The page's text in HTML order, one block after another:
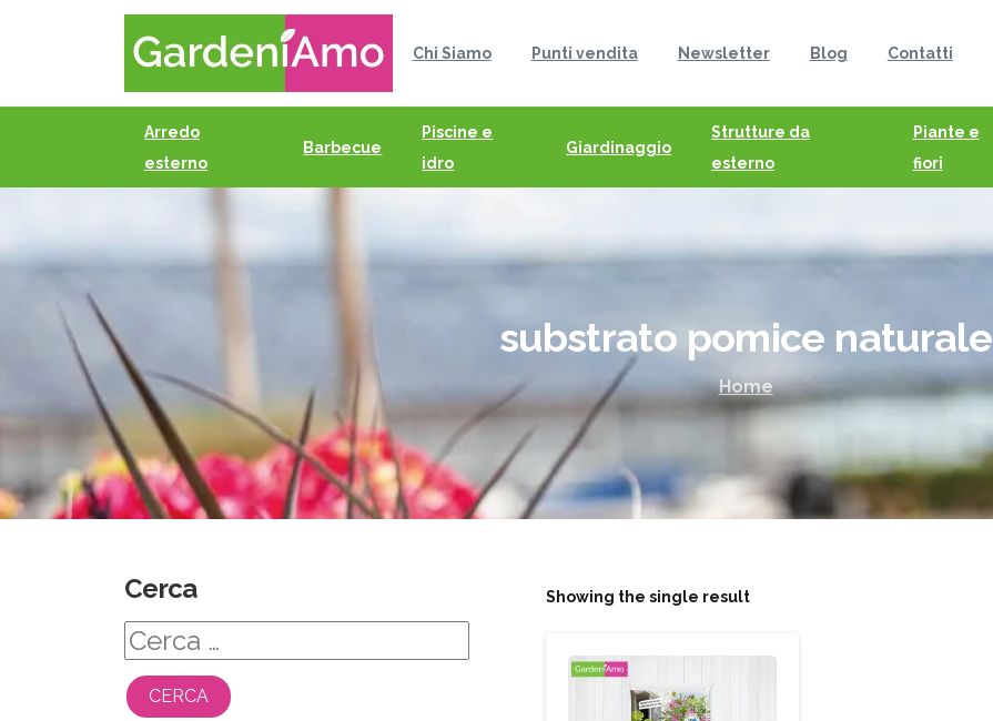
Chi Siamo Punti vendita Newsletter Blog Contatti
Arredo
esterno
Barbecue
Piscine e
idro
Giardinaggio
Strutture da
esterno
Piante e
fiori
substrato pomice naturale
Home
Showing the single result
Cerca
Ricerca
per: